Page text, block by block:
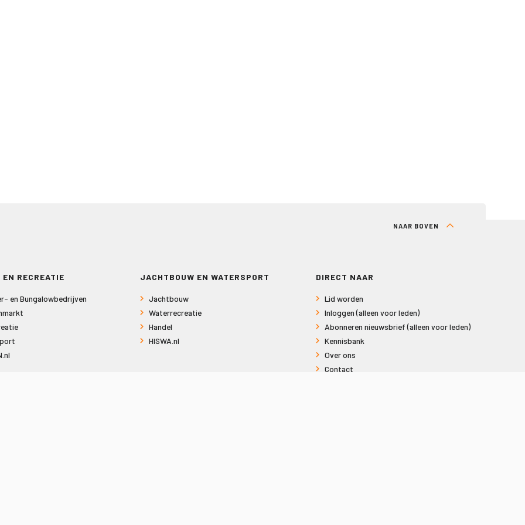
NAAR BOVEN
EN RECREATIE
en Bungalowbedrijven
JACHTBOUW EN WATERSPORT
Jachtbouw
Waterrecreatie
Handel
HISWA.nl
DIRECT NAAR
Lid worden
Inloggen (alleen voor leden)
Abonneren nieuwsbrief (alleen voor leden)
Kennisbank
Over ons
Contact